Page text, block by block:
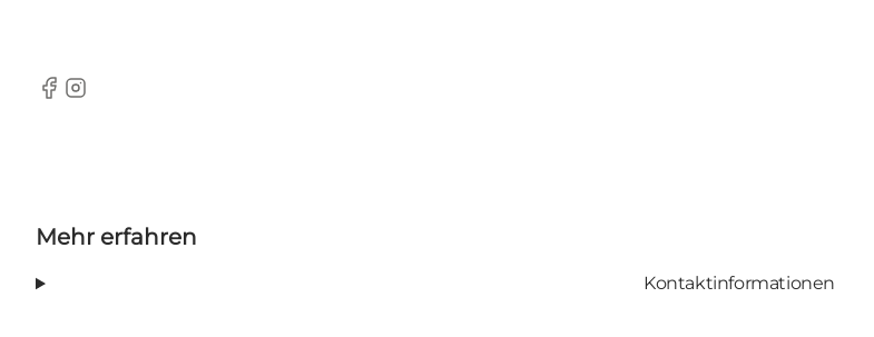
Facebook
Instagram
Mehr erfahren
Kontaktinformationen